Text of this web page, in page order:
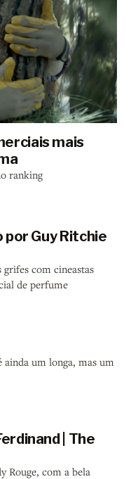
mais
ranking
Guy Ritchie
grifes com cineastas
de perfume
um longa, mas um
| The
Rouge, com a bela